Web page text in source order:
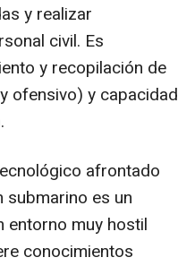
y realizar
civil. Es
y recopilación de
ofensivo) y capacidad
afrontado
submarino es un
entorno muy hostil
conocimientos